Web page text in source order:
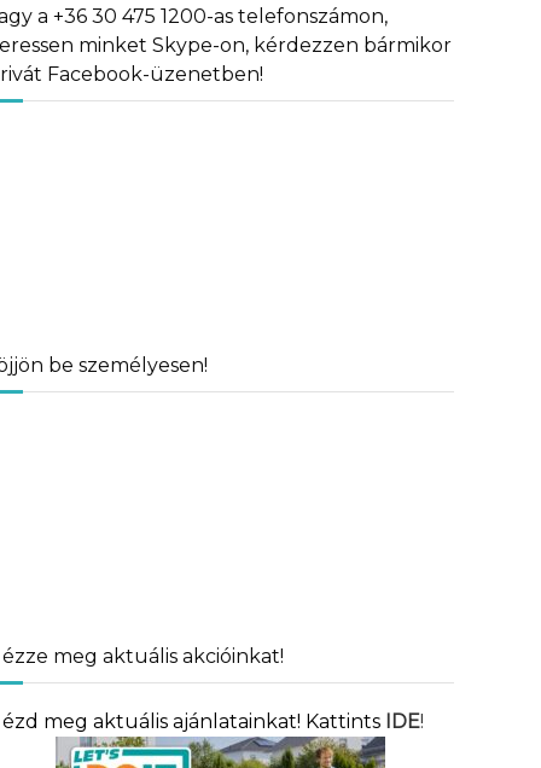
a +36 30 475 1200-as telefonszámon,
minket Skype-on, kérdezzen bármikor
Facebook-üzenetben!
be személyesen!
meg aktuális akcióinkat!
meg aktuális ajánlatainkat! Kattints IDE!